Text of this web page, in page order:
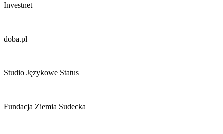
Investnet
doba.pl
Studio Językowe Status
Fundacja Ziemia Sudecka